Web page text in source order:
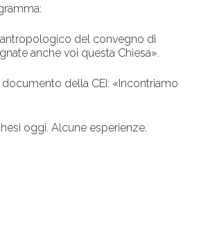
antropologico del convegno di
anche voi questa Chiesa».
documento della CEI: «Incontriamo
oggi. Alcune esperienze.